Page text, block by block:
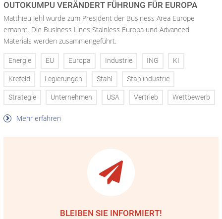
OUTOKUMPU VERÄNDERT FÜHRUNG FÜR EUROPA
Matthieu Jehl wurde zum President der Business Area Europe
ernannt. Die Business Lines Stainless Europa und Advanced
Materials werden zusammengeführt.
Energie EU Europa Industrie ING KI
Krefeld Legierungen Stahl Stahlindustrie
Strategie Unternehmen USA Vertrieb Wettbewerb
Mehr erfahren
BLEIBEN SIE INFORMIERT!